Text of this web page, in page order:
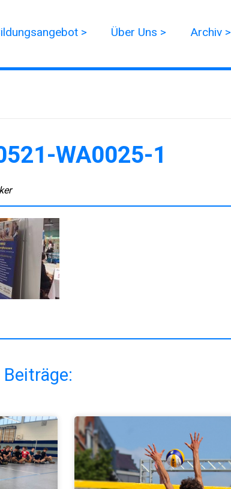
> Über Uns > Archiv >
WA0025-1